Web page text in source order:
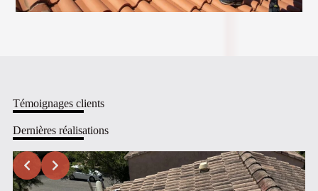
Témoignages clients
Dernières réalisations